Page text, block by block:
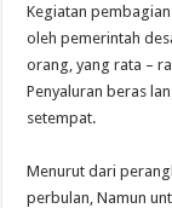
Kegiatan
oleh pemerintah
orang, yang rata –
Penyaluran beras
setempat.
Menurut dari
perbulan, Namun